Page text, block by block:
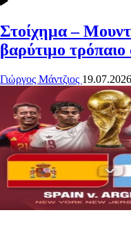
Στοίχημα –
βαρύτιμο
Γιώργος Μάντζιος 19.07.2026